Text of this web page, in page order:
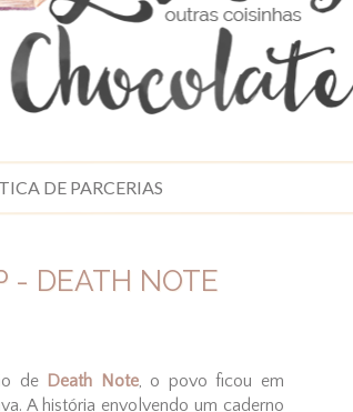
DE PARCERIAS
- DEATH NOTE
de Death Note, o povo ficou em
A história envolvendo um caderno